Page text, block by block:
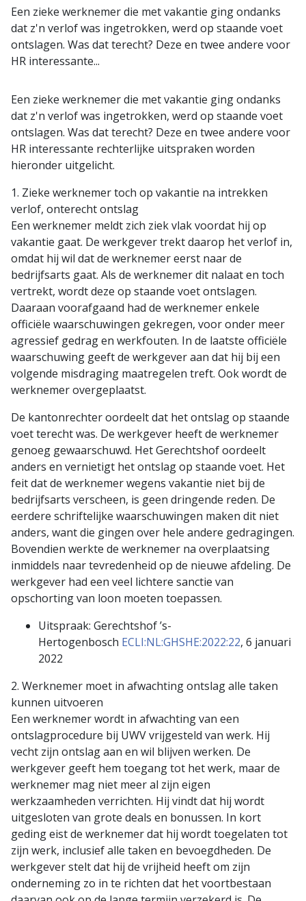
Een zieke werknemer die met vakantie ging ondanks
dat z'n verlof was ingetrokken, werd op staande voet
ontslagen. Was dat terecht? Deze en twee andere voor
HR interessante...
Een zieke werknemer die met vakantie ging ondanks
dat z'n verlof was ingetrokken, werd op staande voet
ontslagen. Was dat terecht? Deze en twee andere voor
HR interessante rechterlijke uitspraken worden
hieronder uitgelicht.
1. Zieke werknemer toch op vakantie na intrekken
verlof, onterecht ontslag
Een werknemer meldt zich ziek vlak voordat hij op
vakantie gaat. De werkgever trekt daarop het verlof in,
omdat hij wil dat de werknemer eerst naar de
bedrijfsarts gaat. Als de werknemer dit nalaat en toch
vertrekt, wordt deze op staande voet ontslagen.
Daaraan voorafgaand had de werknemer enkele
officiële waarschuwingen gekregen, voor onder meer
agressief gedrag en werkfouten. In de laatste officiële
waarschuwing geeft de werkgever aan dat hij bij een
volgende misdraging maatregelen treft. Ook wordt de
werknemer overgeplaatst.
De kantonrechter oordeelt dat het ontslag op staande
voet terecht was. De werkgever heeft de werknemer
genoeg gewaarschuwd. Het Gerechtshof oordeelt
anders en vernietigt het ontslag op staande voet. Het
feit dat de werknemer wegens vakantie niet bij de
bedrijfsarts verscheen, is geen dringende reden. De
eerdere schriftelijke waarschuwingen maken dit niet
anders, want die gingen over hele andere gedragingen.
Bovendien werkte de werknemer na overplaatsing
inmiddels naar tevredenheid op de nieuwe afdeling. De
werkgever had een veel lichtere sanctie van
opschorting van loon moeten toepassen.
Uitspraak: Gerechtshof ’s-
Hertogenbosch ECLI:NL:GHSHE:2022:22, 6 januari
2022
2. Werknemer moet in afwachting ontslag alle taken
kunnen uitvoeren
Een werknemer wordt in afwachting van een
ontslagprocedure bij UWV vrijgesteld van werk. Hij
vecht zijn ontslag aan en wil blijven werken. De
werkgever geeft hem toegang tot het werk, maar de
werknemer mag niet meer al zijn eigen
werkzaamheden verrichten. Hij vindt dat hij wordt
uitgesloten van grote deals en bonussen. In kort
geding eist de werknemer dat hij wordt toegelaten tot
zijn werk, inclusief alle taken en bevoegdheden. De
werkgever stelt dat hij de vrijheid heeft om zijn
onderneming zo in te richten dat het voortbestaan